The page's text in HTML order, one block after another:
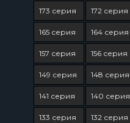
173 серия 172 серия
165 серия 164 серия
157 серия 156 серия
149 серия 148 серия
141 серия 140 серия
133 серия 132 серия